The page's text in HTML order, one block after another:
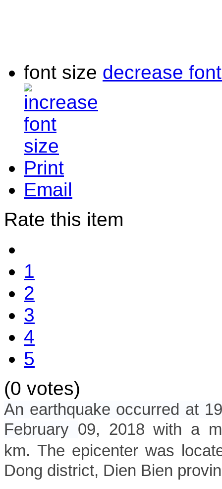
font size decrease
Print
Email
Rate this item
1
2
3
4
5
(0 votes)
An earthquake occurred at
February 09, 2018 with a
km. The epicenter was
Dong district, Dien Bien